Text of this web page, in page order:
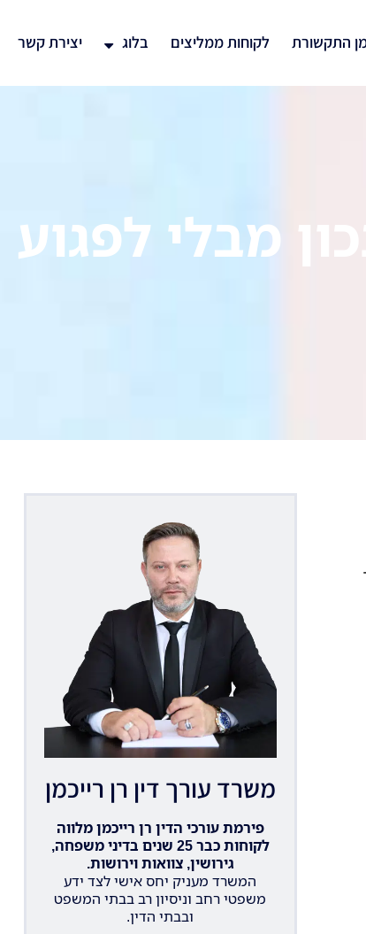
התקשורת לקוחות ממליצים בלוג יצירת קשר
מבלי לפגוע
משרד עורך דין רן רייכמן
פירמת עורכי הדין רן רייכמן מלווה
לקוחות כבר 25 שנים בדיני משפחה,
גירושין, צוואות וירושות.
המשרד מעניק יחס אישי לצד ידע
משפטי רחב וניסיון רב בבתי המשפט
ובבתי הדין.